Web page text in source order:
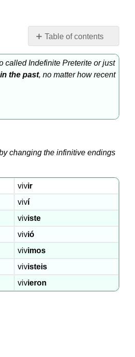
Table of contents
regulares
Verbos
practicar!
irregulares
Práctica
interactiva
called Indefinite Preterite or just
the past, no matter how recent
changing the infinitive endings
vivir
viví
viviste
vivió
vivimos
vivisteis
vivieron